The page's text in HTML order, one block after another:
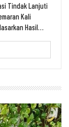
Tindak Lanjuti
Kali
Hasil…